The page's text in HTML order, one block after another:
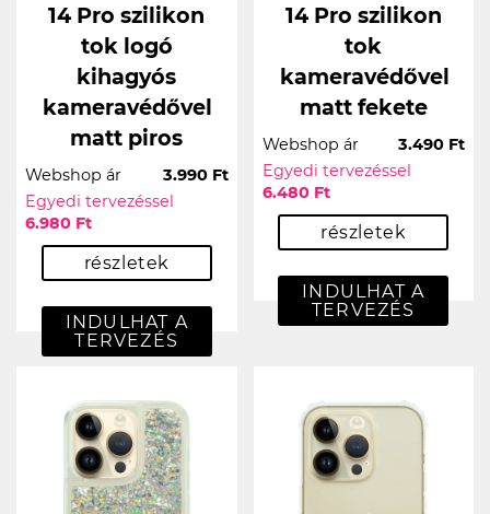
14 Pro szilikon
tok logó
kihagyós
kameravédővel
matt piros
Webshop ár
3.990 Ft
Egyedi tervezéssel
6.980 Ft
részletek
INDULHAT A
TERVEZÉS
14 Pro szilikon
tok
kameravédővel
matt fekete
Webshop ár
3.490 Ft
Egyedi tervezéssel
6.480 Ft
részletek
INDULHAT A
TERVEZÉS